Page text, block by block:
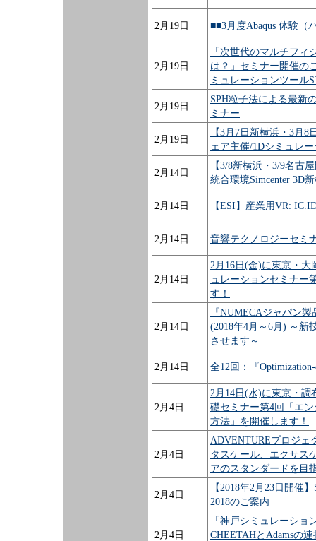
2月19日 ■■3月度Abaqus 体験（
2月19日
「次世代のマルチフ
は？」セミナー開催
ミュレーションツール
2月19日
SPH粒子法による最新
ミナー
2月19日
【3月7日新横浜・3月
ェア主催/1Dシミュレ
2月14日
【3/8新横浜・3/9名古
統合環境Simcenter 3D
2月14日 【ESI】産業用VR:
2月14日 音響テクノロジーセミ
2月14日
2月16日(金)に東京・
ュレーションセミナー
す！
2月14日
『NUMECAジャパン
(2018年4月～6月) ～新
させます～
2月14日 全12回：『
2月4日
2月14日(水)に東京・
礎セミナー第4回「エ
方法」を開催します！
2月4日
ADVENTUREプロジ
タスケール、エクサス
アのスタンダードを
2月4日
【2018年2月23日開催
2018のご案内
2月4日
「神戸シミュレーシ
CHEETAHとAdamsの